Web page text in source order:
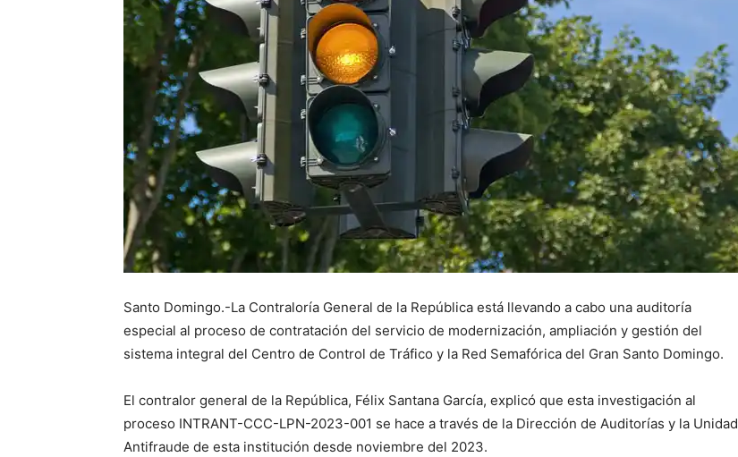
Santo Domingo.-La Contraloría General de la República está llevando a cabo una auditoría
especial al proceso de contratación del servicio de modernización, ampliación y gestión del
sistema integral del Centro de Control de Tráfico y la Red Semafórica del Gran Santo Domingo.
El contralor general de la República, Félix Santana García, explicó que esta investigación al
proceso INTRANT-CCC-LPN-2023-001 se hace a través de la Dirección de Auditorías y la Unidad
Antifraude de esta institución desde noviembre del 2023.